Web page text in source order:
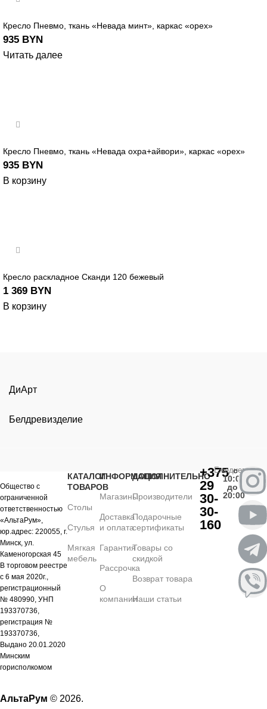
Кресло Пневмо, ткань «Невада минт», каркас «орех»
935 BYN
Читать далее
Кресло Пневмо, ткань «Невада охра+айвори», каркас «орех»
935 BYN
В корзину
Кресло раскладное Сканди 120 бежевый
1 369 BYN
В корзину
ДиАрт
Белдревизделие
Общество с
ограниченной
ответственностью
«АльтаРум»,
юр.адрес: 220055, г.
Минск, ул.
Каменогорская 45
В торговом реестре
с 6 мая 2020г.,
регистрационный
№ 480990, УНП
193370736,
регистрация №
193370736,
Выдано 20.01.2020
Минским
горисполкомом
КАТАЛОГ
ТОВАРОВ
Столы
Стулья
Мягкая
мебель
ИНФОРМАЦИЯ
Магазины
Доставка
и оплата
Гарантия
Рассрочка
О
компании
ДОПОЛНИТЕЛЬНО
Производители
Подарочные
сертификаты
Товары со
скидкой
Возврат товара
Наши статьи
+375
29
30-
30-
160
Ежедневно
с
10:00
до
20:00
АльтаРум © 2026.